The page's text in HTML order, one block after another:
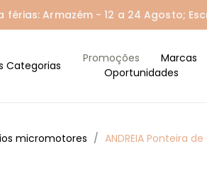
férias: Armazém - 12 a 24 Agosto;
Categorias
Promoções Marcas
Oportunidades
micromotores ANDREIA Ponteira